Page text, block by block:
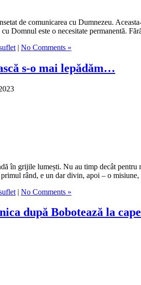
de comunicarea cu Dumnezeu.
Domnul este o necesitate permanentă.
| No Comments »
s-o mai lepădăm…
în grijile lumești. Nu au timp decât pentru
rând, e un dar divin, apoi – o
| No Comments »
după Bobotează la